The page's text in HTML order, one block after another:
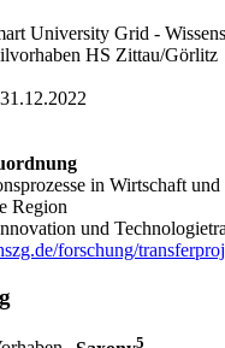
University Grid -
HS Zittau/Görlitz
in Wirtschaft
Region
und
forschung/
5